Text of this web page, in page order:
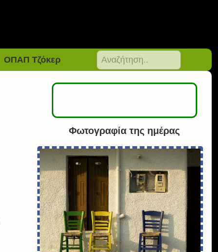
ΟΠΑΠ Τζόκερ
Φωτογραφία της ημέρας